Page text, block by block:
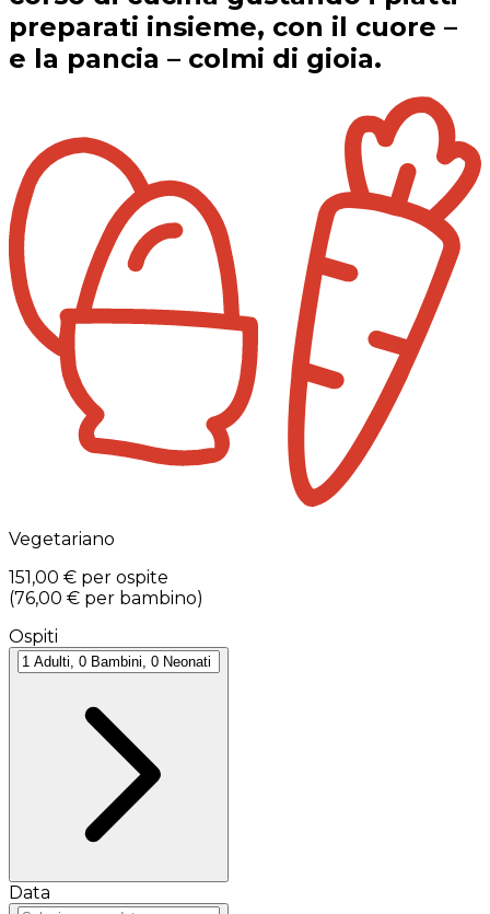
preparati insieme, con il cuore –
e la pancia – colmi di gioia.
Vegetariano
151,00 € per ospite
(76,00 € per bambino)
Ospiti
Data